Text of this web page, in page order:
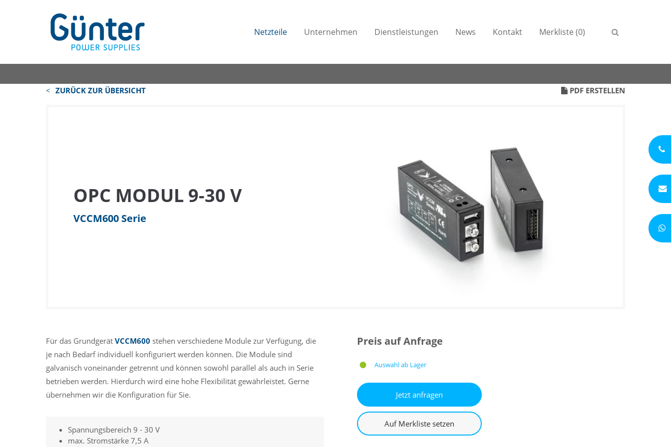
Netzteile Unternehmen Dienstleistungen News Kontakt Merkliste (0)
PDF ERSTELLEN
ZURÜCK ZUR ÜBERSICHT
OPC MODUL 9-30 V
VCCM600 Serie
Für das Grundgerät VCCM600 stehen verschiedene Module zur Verfügung, die
je nach Bedarf individuell konfiguriert werden können. Die Module sind
galvanisch voneinander getrennt und können sowohl parallel als auch in Serie
betrieben werden. Hierdurch wird eine hohe Flexibilität gewährleistet. Gerne
übernehmen wir die Konfiguration für Sie.
Spannungsbereich 9 - 30 V
max. Stromstärke 7,5 A
Preis auf Anfrage
Auswahl ab Lager